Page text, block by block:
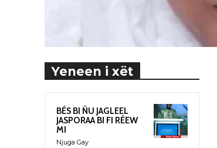
Yeneen i xët
BÉS BI ÑU JAGLEEL
JASPORAA BI FI RÉEW
MI
Njuga Gay